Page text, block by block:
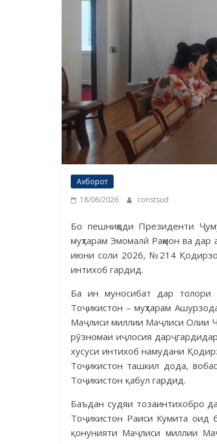
Ахборот
18/06/2026
constsud
Бо пешниҳоди Президенти
муҳтарам Эмомалӣ Раҳмон ва
июни соли 2026, №214
интихоб гардид.
Ба ин муносибат дар толори
Тоҷикистон – муҳтарам
Маҷлиси миллии Маҷлиси Олии
рӯзномаи иҷлосия
хусуси интихоб намудани
Тоҷикистон ташкил дода,
Тоҷикистон қабул гардид.
Баъдан судяи тозаинтихобро
Тоҷикистон Раиси Кумита оид
қонунияти Маҷлиси миллии